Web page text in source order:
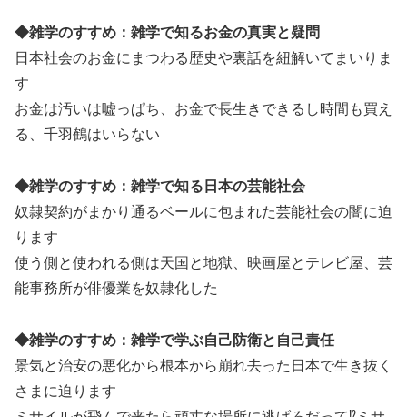
◆雑学のすすめ：雑学で知るお金の真実と疑問
日本社会のお金にまつわる歴史や裏話を紐解いてまいりま
す
お金は汚いは嘘っぱち、お金で長生きできるし時間も買え
る、千羽鶴はいらない
◆雑学のすすめ：雑学で知る日本の芸能社会
奴隷契約がまかり通るベールに包まれた芸能社会の闇に迫
ります
使う側と使われる側は天国と地獄、映画屋とテレビ屋、芸
能事務所が俳優業を奴隷化した
◆雑学のすすめ：雑学で学ぶ自己防衛と自己責任
景気と治安の悪化から根本から崩れ去った日本で生き抜く
さまに迫ります